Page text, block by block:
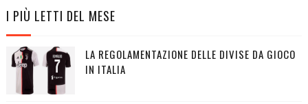
I PIÙ LETTI DEL MESE
LA REGOLAMENTAZIONE DELLE DIVISE DA GIOCO
IN ITALIA